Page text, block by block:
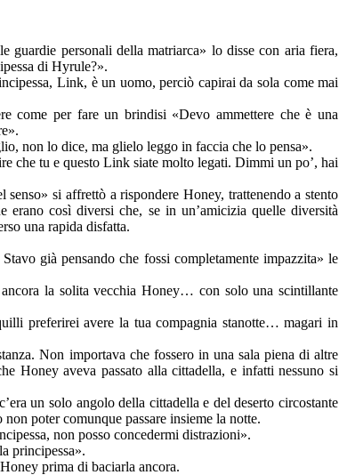
personali della matriarca» lo disse con aria fiera,
di Hyrule?».
Link, è un uomo, perciò capirai da sola come mai
come per fare un brindisi «Devo ammettere che è una
non lo dice, ma glielo leggo in faccia che lo pensa».
che tu e questo Link siate molto legati. Dimmi un po’, hai
si affrettò a rispondere Honey, trattenendo a stento
così diversi che, se in un’amicizia quelle diversità
una rapida disfatta.
già pensando che fossi completamente impazzita» le
la solita vecchia Honey… con solo una scintillante
preferirei avere la tua compagnia stanotte… magari in
Non importava che fossero in una sala piena di altre
Honey aveva passato alla cittadella, e infatti nessuno si
un solo angolo della cittadella e del deserto circostante
poter comunque passare insieme la notte.
non posso concedermi distrazioni».
principessa».
prima di baciarla ancora.